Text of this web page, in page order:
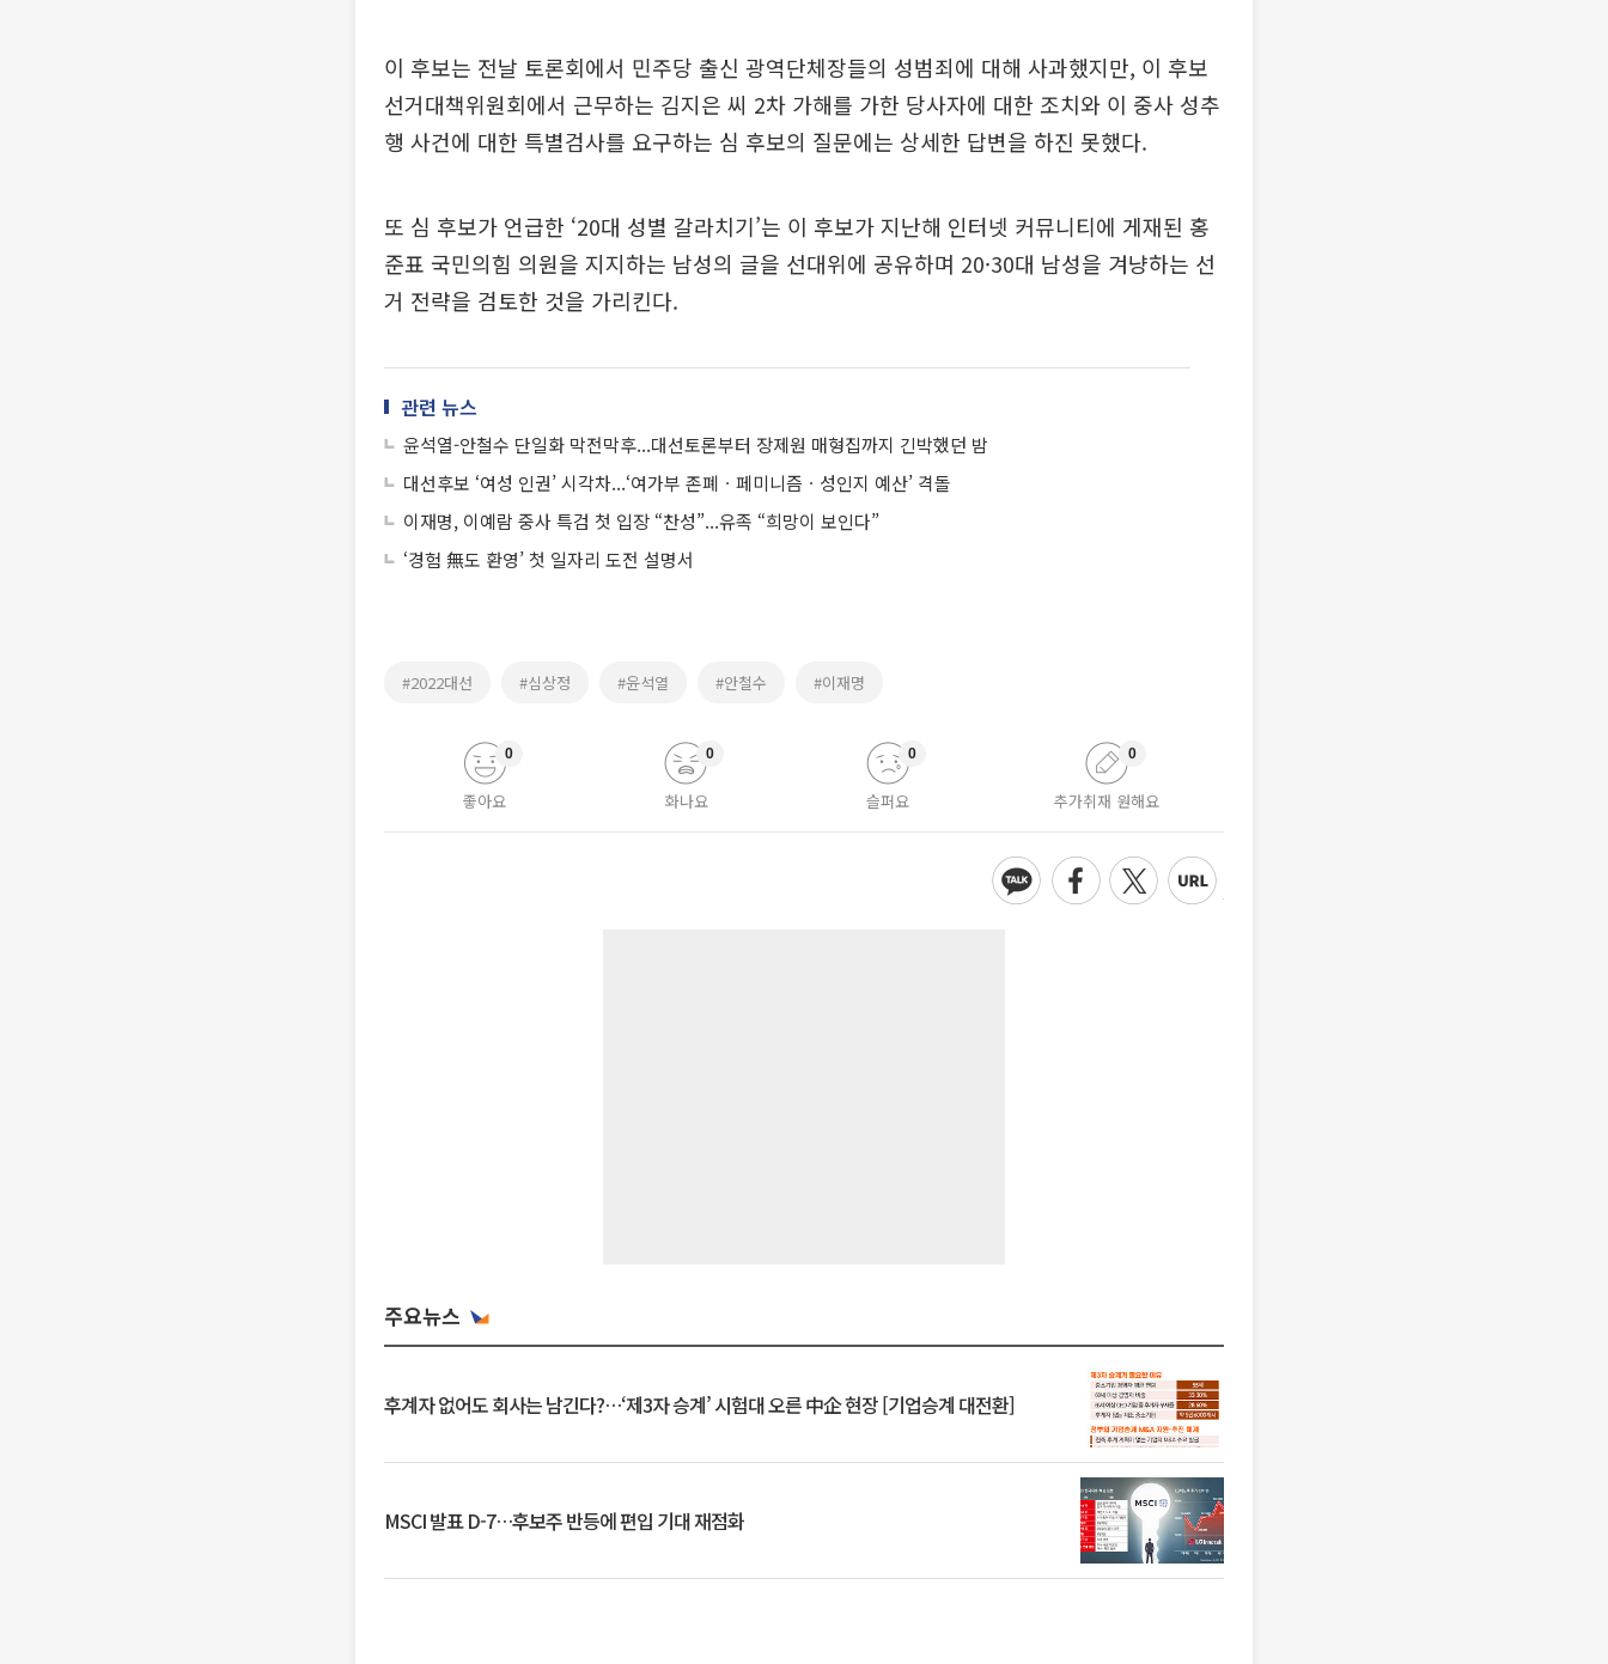
이 후보는 전날 토론회에서 민주당 출신 광역단체장들의 성범죄에 대해 사과했지만, 이 후보
선거대책위원회에서 근무하는 김지은 씨 2차 가해를 가한 당사자에 대한 조치와 이 중사 성추
행 사건에 대한 특별검사를 요구하는 심 후보의 질문에는 상세한 답변을 하진 못했다.
또 심 후보가 언급한 ‘20대 성별 갈라치기’는 이 후보가 지난해 인터넷 커뮤니티에 게재된 홍
준표 국민의힘 의원을 지지하는 남성의 글을 선대위에 공유하며 20·30대 남성을 겨냥하는 선
거 전략을 검토한 것을 가리킨다.
관련 뉴스
윤석열-안철수 단일화 막전막후...대선토론부터 장제원 매형집까지 긴박했던 밤
대선후보 ‘여성 인권’ 시각차...‘여가부 존폐ㆍ페미니즘ㆍ성인지 예산’ 격돌
이재명, 이예람 중사 특검 첫 입장 “찬성”...유족 “희망이 보인다”
‘경험 無도 환영’ 첫 일자리 도전 설명서
#2022대선 #심상정 #윤석열 #안철수 #이재명
좋아요
0
화나요
0
슬퍼요
0
추가취재 원해요
0
주요뉴스
후계자 없어도 회사는 남긴다?…‘제3자 승계’ 시험대 오른 中企 현장 [기업승계 대전환]
MSCI 발표 D-7…후보주 반등에 편입 기대 재점화